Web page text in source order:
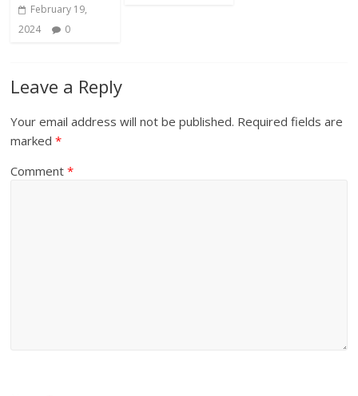
February 19,
2024
0
Leave a Reply
Your email address will not be published. Required fields are
marked*
Comment*